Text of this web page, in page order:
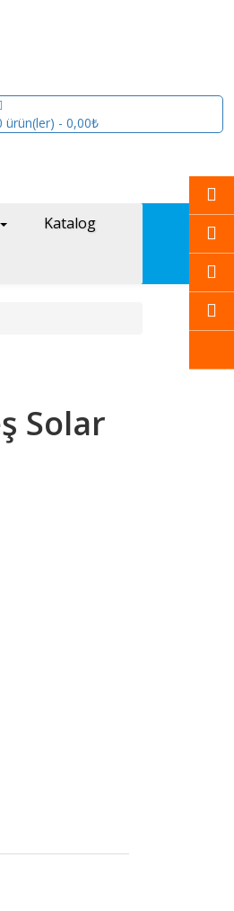
ürün(ler) - 0,00₺
Katalog
Solar